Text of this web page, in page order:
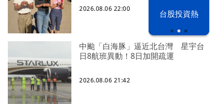
以色列 穹頂
台股投資熱
2026.08.06 22:00
中颱「白海豚」逼近北台灣 星宇台
日8航班異動！8日加開疏運
2026.08.06 21:42